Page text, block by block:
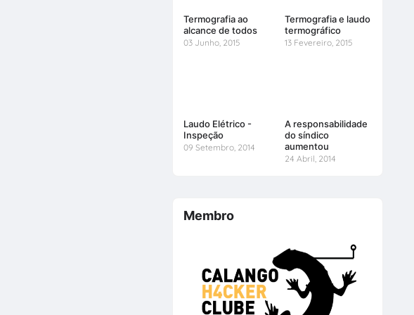
Termografia ao
alcance de todos
03 Junho, 2015
Termografia e laudo
termográfico
13 Fevereiro, 2015
Laudo Elétrico -
Inspeção
09 Setembro, 2014
A responsabilidade
do síndico
aumentou
24 Abril, 2014
Membro